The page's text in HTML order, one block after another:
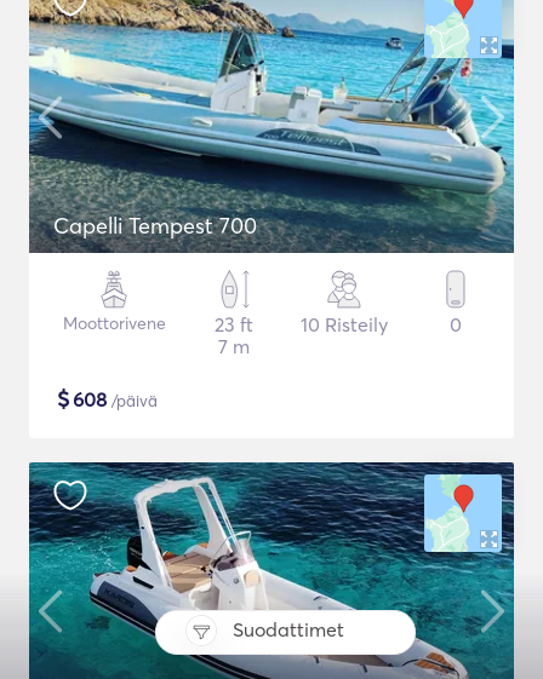
Suodattimet
Capelli Tempest 700
Moottorivene
23 ft
7 m
10 Risteily 0
$608 /päivä